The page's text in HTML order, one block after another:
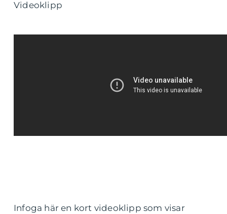
Videoklipp
Infoga här en kort videoklipp som visar